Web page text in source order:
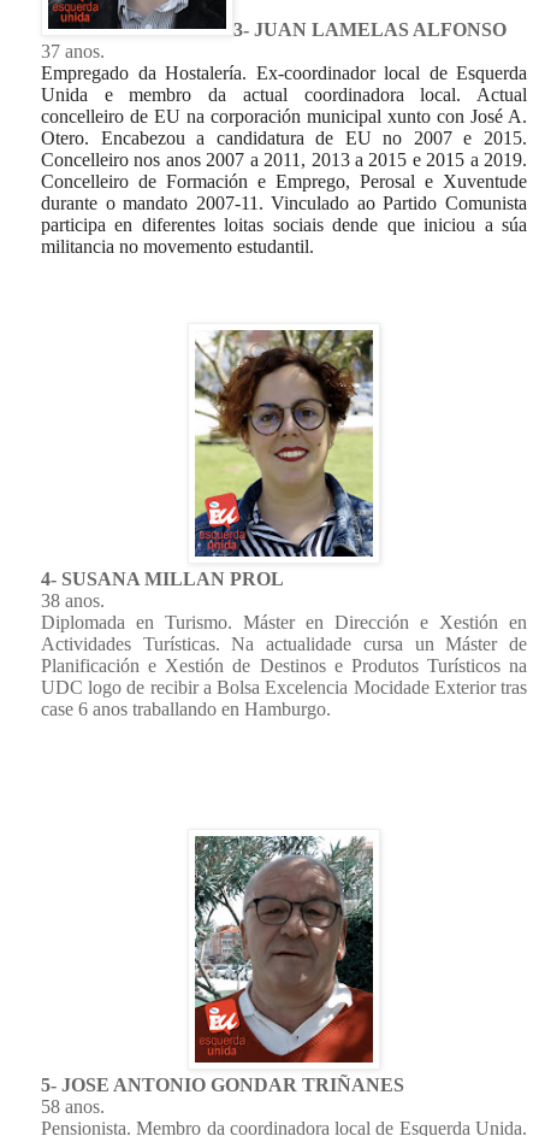
3- JUAN LAMELAS ALFONSO
37 anos.
Empregado da Hostalería. Ex-coordinador local de Esquerda
Unida e membro da actual coordinadora local. Actual
concelleiro de EU na corporación municipal xunto con José A.
Otero. Encabezou a candidatura de EU no 2007 e 2015.
Concelleiro nos anos 2007 a 2011, 2013 a 2015 e 2015 a 2019.
Concelleiro de Formación e Emprego, Perosal e Xuventude
durante o mandato 2007-11. Vinculado ao Partido Comunista
participa en diferentes loitas sociais dende que iniciou a súa
militancia no movemento estudantil.
4- SUSANA MILLAN PROL
38 anos.
Diplomada en Turismo. Máster en Dirección e Xestión en
Actividades Turísticas. Na actualidade cursa un Máster de
Planificación e Xestión de Destinos e Produtos Turísticos na
UDC logo de recibir a Bolsa Excelencia Mocidade Exterior tras
case 6 anos traballando en Hamburgo.
5- JOSE ANTONIO GONDAR TRIÑANES
58 anos.
Pensionista. Membro da coordinadora local de Esquerda Unida.